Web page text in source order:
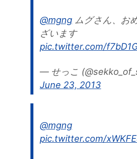
@mgngムグさん、お
ざいます
pic.twitter.com/
— せっこ
June 23, 2013
@mgng
pic.twitter.com/